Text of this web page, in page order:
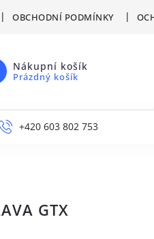
OBCHODNÍ PODMÍNKY
Nákupní košík
Prázdný košík
NAPIŠTE NÁM
+420 603 802 753
GTX